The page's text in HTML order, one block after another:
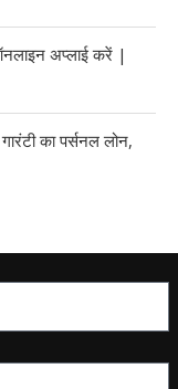
अप्लाई करें |
का पर्सनल लोन,